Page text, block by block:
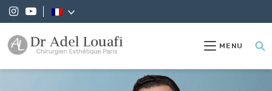
MENU